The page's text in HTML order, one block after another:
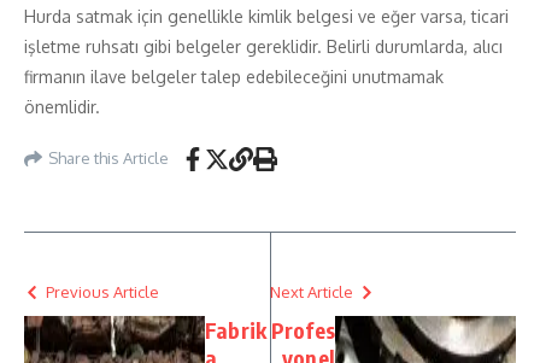
Hurda satmak için genellikle kimlik belgesi ve eğer varsa, ticari
işletme ruhsatı gibi belgeler gereklidir. Belirli durumlarda, alıcı
firmanın ilave belgeler talep edebileceğini unutmamak
önemlidir.
Share this Article
Previous Article
Fabrik
a
Next Article
Profes
yonel